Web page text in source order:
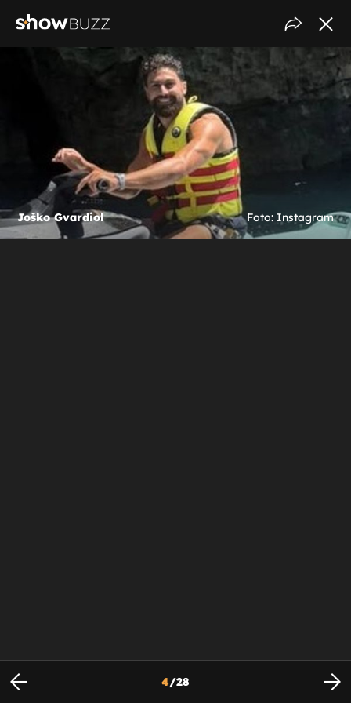
Joško Gvardiol Foto: Instagram
4/28